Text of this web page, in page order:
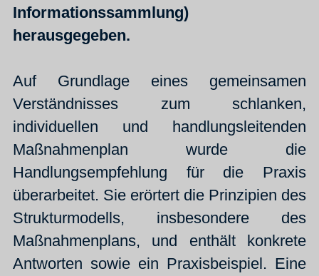
Informationssammlung)
herausgegeben.
Auf Grundlage eines gemeinsamen
Verständnisses zum schlanken,
individuellen und handlungsleitenden
Maßnahmenplan wurde die
Handlungsempfehlung für die Praxis
überarbeitet. Sie erörtert die Prinzipien des
Strukturmodells, insbesondere des
Maßnahmenplans, und enthält konkrete
Antworten sowie ein Praxisbeispiel. Eine